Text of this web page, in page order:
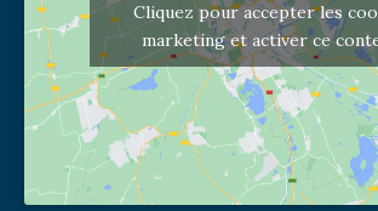
Cliquez pour accepter les
marketing et activer ce